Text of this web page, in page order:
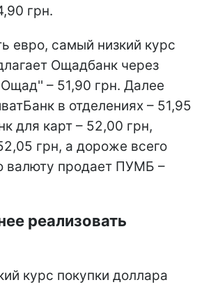
грн.
евро, самый низкий курс
Ощадбанк через
– 51,90 грн. Далее
в отделениях – 51,95
для карт – 52,00 грн,
грн, а дороже всего
валюту продает ПУМБ –
реализовать
курс покупки доллара